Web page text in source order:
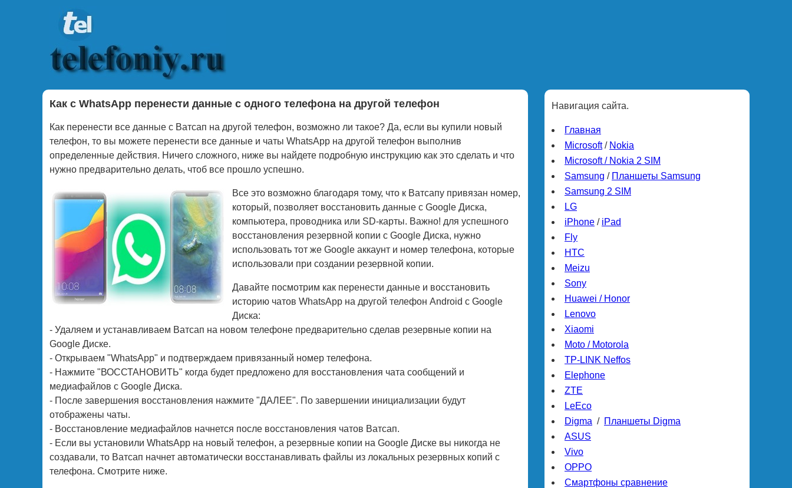
Как с WhatsApp перенести данные с одного телефона на другой телефон
Как перенести все данные с Ватсап на другой телефон, возможно ли такое? Да, если вы купили новый
телефон, то вы можете перенести все данные и чаты WhatsApp на другой телефон выполнив
определенные действия. Ничего сложного, ниже вы найдете подробную инструкцию как это сделать и что
нужно предварительно делать, чтоб все прошло успешно.
Все это возможно благодаря тому, что к Ватсапу привязан номер,
который, позволяет восстановить данные с Google Диска,
компьютера, проводника или SD-карты. Важно! для успешного
восстановления резервной копии с Google Диска, нужно
использовать тот же Google аккаунт и номер телефона, которые
использовали при создании резервной копии.
Давайте посмотрим как перенести данные и восстановить
историю чатов WhatsApp на другой телефон Android с Google
Диска:
- Удаляем и устанавливаем Ватсап на новом телефоне предварительно сделав резервные копии на
Google Диске.
- Открываем "WhatsApp" и подтверждаем привязанный номер телефона.
- Нажмите "ВОССТАНОВИТЬ" когда будет предложено для восстановления чата сообщений и
медиафайлов с Google Диска.
- После завершения восстановления нажмите "ДАЛЕЕ". По завершении инициализации будут
отображены чаты.
- Восстановление медиафайлов начнется после восстановления чатов Ватсап.
- Если вы установили WhatsApp на новый телефон, а резервные копии на Google Диске вы никогда не
создавали, то Ватсап начнет автоматически восстанавливать файлы из локальных резервных копий с
телефона. Смотрите ниже.
Навигация сайта.
Главная
Microsoft/ Nokia
Microsoft / Nokia 2 SIM
Samsung / Планшеты Samsung
Samsung 2 SIM
LG
iPhone / iPad
Fly
HTC
Meizu
Sony
Huawei / Honor
Lenovo
Xiaomi
Moto / Motorola
TP-LINK Neffos
Elephone
ZTE
LeEco
Digma / Планшеты Digma
ASUS
Vivo
OPPO
Смартфоны сравнение